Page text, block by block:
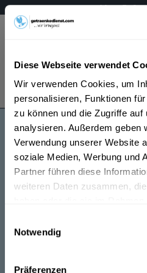
Diese Webseite verwendet
Wir verwenden Cookies, um
personalisieren, Funktionen
zu können und die Zugriffe auf
analysieren. Außerdem geben
Verwendung unserer Website
soziale Medien, Werbung und
Partner führen diese
weiteren Daten zusammen,
Notwendig
Präferenzen
Mo – Fr 9
Menü
Pacharán Likör
Pacharán Likör wird in den
Städten, Orten und